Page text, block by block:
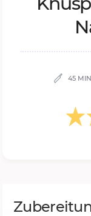
45 MIN.